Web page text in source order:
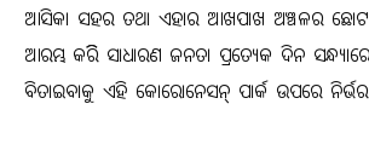
ଆସିକା ସହର ତଥା ଏହାର ଆଖପାଖ ଅଞ୍ଚଳର
ଆରମ୍ଭ କରିି ସାଧାରଣ ଜନତା ପ୍ରତ୍ୟେକ ଦିନ
ବିତାଇବାକୁ ଏହି କୋରୋନେସନ୍‍ ପାର୍କ ଉପରେ